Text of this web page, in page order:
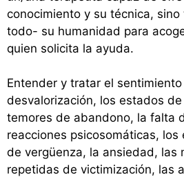
conocimiento y su técnica,
todo- su humanidad para
quien solicita la ayuda.
Entender y tratar el
desvalorización, los estados
temores de abandono, la falta
reacciones psicosomáticas,
de vergüenza, la ansiedad, las
repetidas de victimización, las